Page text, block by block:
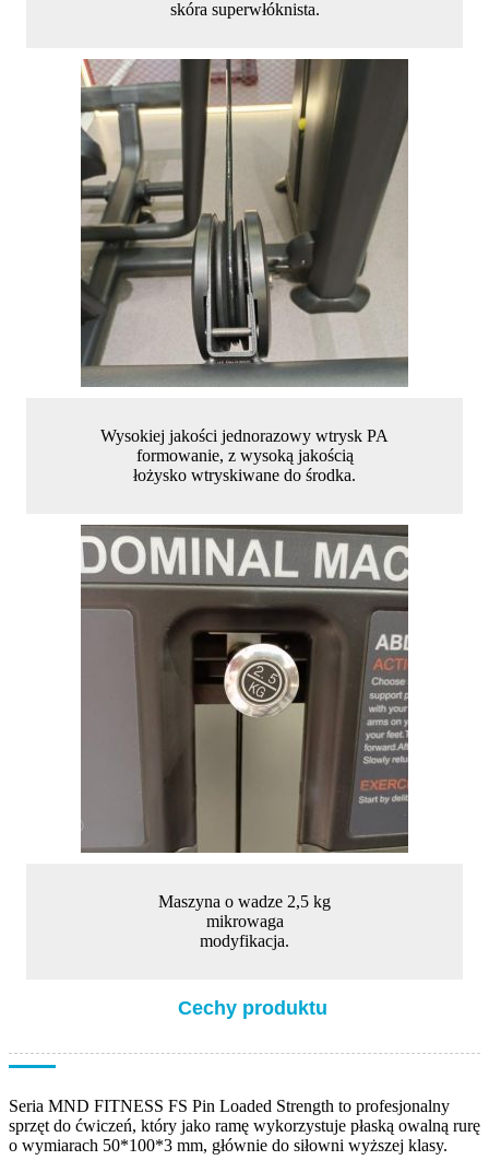
skóra superwłóknista.
Wysokiej jakości jednorazowy wtrysk PA
formowanie, z wysoką jakością
łożysko wtryskiwane do środka.
Maszyna o wadze 2,5 kg
mikrowaga
modyfikacja.
Cechy produktu
Seria MND FITNESS FS Pin Loaded Strength to profesjonalny
sprzęt do ćwiczeń, który jako ramę wykorzystuje płaską owalną rurę
o wymiarach 50*100*3 mm, głównie do siłowni wyższej klasy.